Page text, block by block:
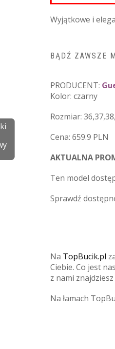
Wyjątkowe i
BĄDŹ ZAWSZE
PRODUCENT:
Kolor: czarny
Rozmiar:
Cena: 659.9 PLN
AKTUALNA
Ten model
Sprawdź
Na TopBucik.pl
Ciebie. Co jest
z nami
Na łamach